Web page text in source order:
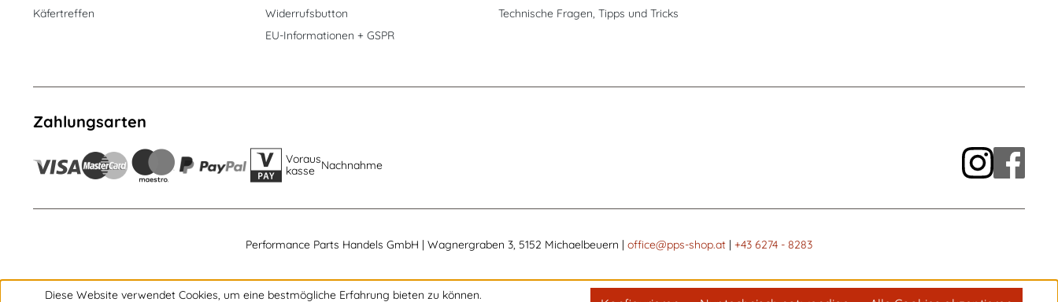
Käfertreffen
Widerrufsbutton
EU-Informationen + GSPR
Technische Fragen, Tipps und Tricks
Zahlungsarten
Voraus
kasse Nachnahme
Performance Parts Handels GmbH | Wagnergraben 3, 5152 Michaelbeuern | office@pps-shop.at | +43 6274 - 8283
Diese Website verwendet Cookies, um eine bestmögliche Erfahrung bieten zu können.